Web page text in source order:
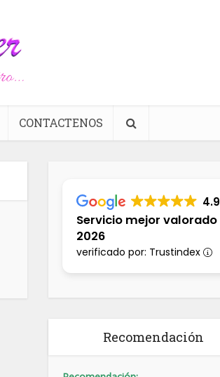
CONTACTENOS
4.9
Servicio mejor valorado
2026
verificado por: Trustindex
Recomendación